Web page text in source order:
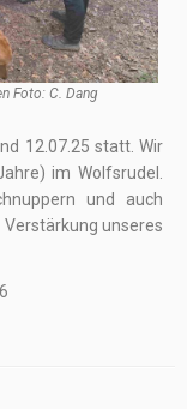
Foto: C. Dang
12.07.25 statt. Wir
im Wolfsrudel.
und auch
unseres